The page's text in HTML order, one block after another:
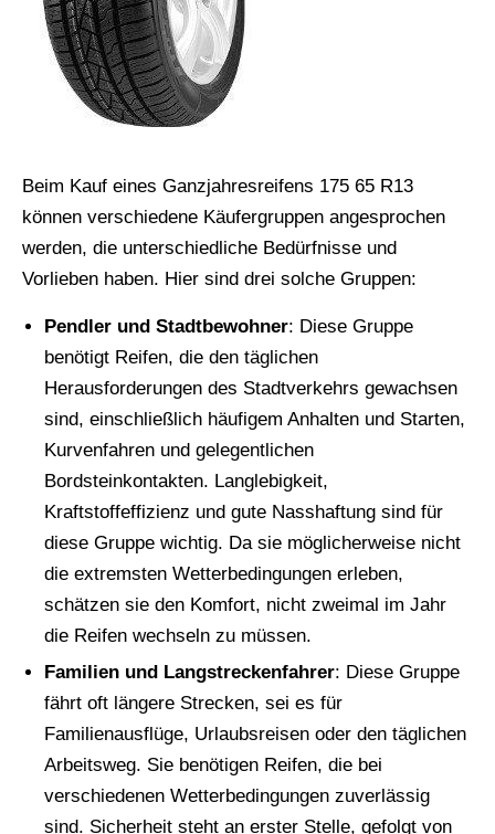
Beim Kauf eines Ganzjahresreifens 175 65 R13
können verschiedene Käufergruppen angesprochen
werden, die unterschiedliche Bedürfnisse und
Vorlieben haben. Hier sind drei solche Gruppen:
Pendler und Stadtbewohner: Diese Gruppe
benötigt Reifen, die den täglichen
Herausforderungen des Stadtverkehrs gewachsen
sind, einschließlich häufigem Anhalten und Starten,
Kurvenfahren und gelegentlichen
Bordsteinkontakten. Langlebigkeit,
Kraftstoffeffizienz und gute Nasshaftung sind für
diese Gruppe wichtig. Da sie möglicherweise nicht
die extremsten Wetterbedingungen erleben,
schätzen sie den Komfort, nicht zweimal im Jahr
die Reifen wechseln zu müssen.
Familien und Langstreckenfahrer: Diese Gruppe
fährt oft längere Strecken, sei es für
Familienausflüge, Urlaubsreisen oder den täglichen
Arbeitsweg. Sie benötigen Reifen, die bei
verschiedenen Wetterbedingungen zuverlässig
sind. Sicherheit steht an erster Stelle, gefolgt von